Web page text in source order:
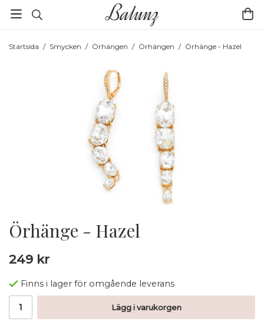
Startsida / Smycken / Örhängen / Örhängen / Örhänge - Hazel
Örhänge - Hazel
249 kr
Finns i lager för omgående leverans
Lägg i varukorgen